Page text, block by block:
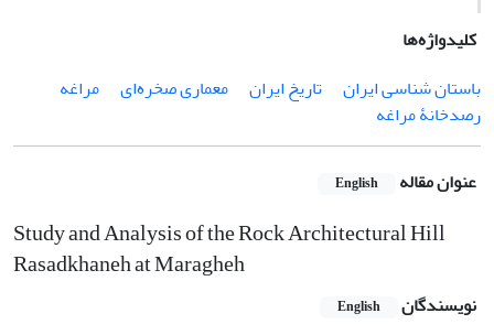
کلیدواژه‌ها
باستان شناسی ایران
تاریخ ایران معماری صخره‌ای
مراغه
رصدخانۀ مراغه
عنوان مقاله English
Study and Analysis of the Rock Architectural Hill
Rasadkhaneh at Maragheh
نویسندگان English